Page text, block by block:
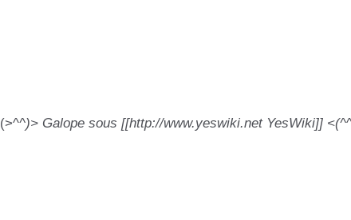
(>^^)> Galope sous [[http://www.yeswiki.net YesWiki]] <(^